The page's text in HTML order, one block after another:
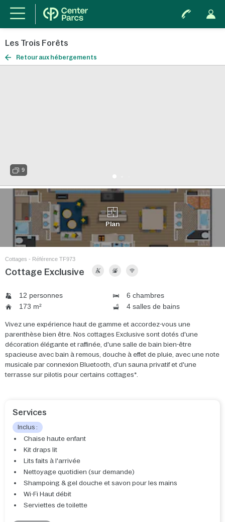
Les Trois Forêts
Retour aux hébergements
9
Plan
Cottages - Référence TF973
Cottage Exclusive
12 personnes
6 chambres
173 m²
4 salles de bains
Vivez une expérience haut de gamme et accordez-vous une
parenthèse bien être. Nos cottages Exclusive sont dotés d'une
décoration élégante et raffinée, d'une salle de bain bien-être
spacieuse avec bain à remous, douche à effet de pluie, avec une note
musicale par connexion Bluetooth, d'un sauna privatif et d'une
terrasse sur pilotis pour certains cottages*.
Services
Inclus :
Chaise haute enfant
Kit draps lit
Lits faits à l'arrivée
Nettoyage quotidien (sur demande)
Shampoing & gel douche et savon pour les mains
Wi-Fi Haut débit
Serviettes de toilette